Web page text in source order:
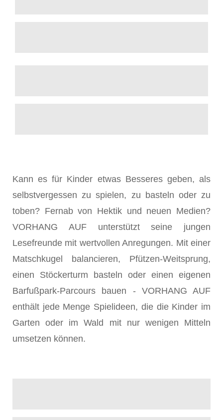
Kann es für Kinder etwas Besseres geben, als
selbstvergessen zu spielen, zu basteln oder zu
toben? Fernab von Hektik und neuen Medien?
VORHANG AUF unterstützt seine jungen
Lesefreunde mit wertvollen Anregungen. Mit einer
Matschkugel balancieren, Pfützen-Weitsprung,
einen Stöckerturm basteln oder einen eigenen
Barfußpark-Parcours bauen - VORHANG AUF
enthält jede Menge Spielideen, die die Kinder im
Garten oder im Wald mit nur wenigen Mitteln
umsetzen können.